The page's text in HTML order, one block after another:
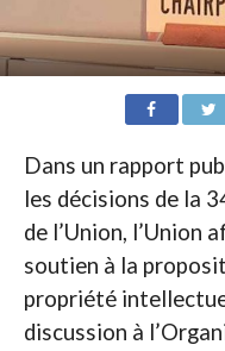
Dans un rapport
les décisions de la
de l’Union, l’Union
soutien à la
propriété
discussion à